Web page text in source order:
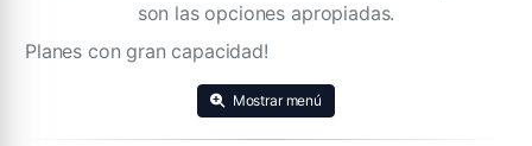
son las opciones apropiadas.
Planes con gran capacidad!
Mostrar menú